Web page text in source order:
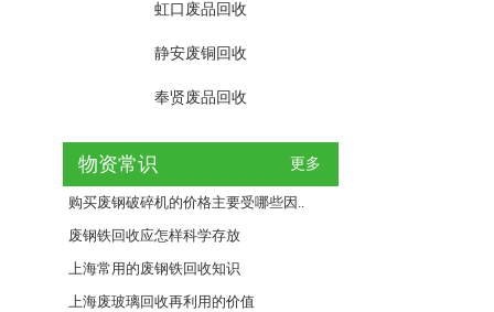
虹口废品回收
静安废铜回收
奉贤废品回收
物资常识 更多
购买废钢破碎机的价格主要受哪些因..
废钢铁回收应怎样科学存放
上海常用的废钢铁回收知识
上海废玻璃回收再利用的价值